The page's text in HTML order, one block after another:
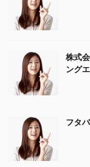
株式
ングエ
フタバ